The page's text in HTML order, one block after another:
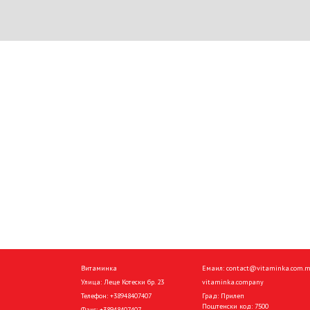
Витаминка
Улица: Леце Котески бр. 23
Телефон: +38948407407
Емаил:
vitaminka.company
Град: Прилеп
Поштенски код: 7500